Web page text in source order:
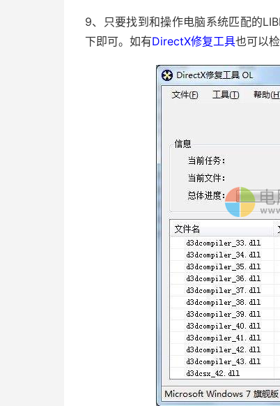
9、只要找到和操作电脑系统匹配的
下即可。如有DirectX修复工具也可以